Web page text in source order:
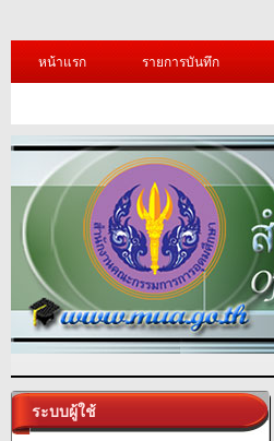
หน้าแรก รายการบันทึก
ระบบผู้ใช้